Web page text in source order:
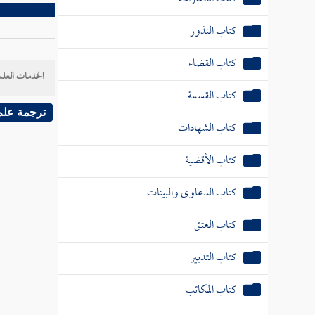
كتاب النذور
كتاب القضاء
كتاب القسمة
كتاب الشهادات
كتاب الأقضية
كتاب الدعاوى والبينات
كتاب العتق
كتاب التدبير
كتاب المكاتب
الخدمات
ترجمة